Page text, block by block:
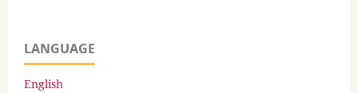
LANGUAGE
English